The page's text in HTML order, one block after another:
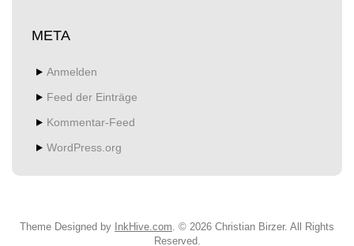
META
Anmelden
Feed der Einträge
Kommentar-Feed
WordPress.org
Theme Designed by InkHive.com © 2026 Christian Birzer. All Rights
Reserved.